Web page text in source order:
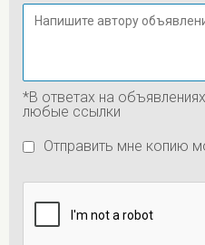
*В ответах на
любые ссылки
Отправить мне копию